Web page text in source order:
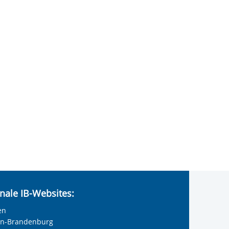
IB-Websites:
Brandenburg